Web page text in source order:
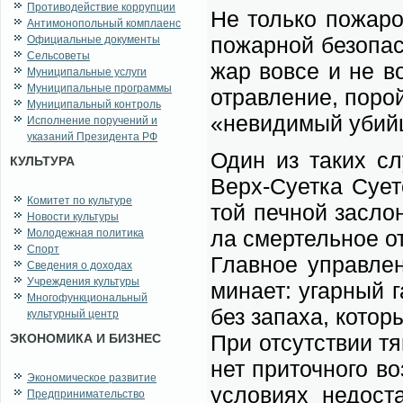
Противодействие коррупции
Антимонопольный комплаенс
Официальные документы
Сельсоветы
Муниципальные услуги
Муниципальные программы
Муниципальный контроль
Исполнение поручений и
указаний Президента РФ
КУЛЬТУРА
Комитет по культуре
Новости культуры
Молодежная политика
Спорт
Сведения о доходах
Учреждения культуры
Многофункциональный
культурный центр
ЭКОНОМИКА И БИЗНЕС
Экономическое развитие
Предпринимательство
Не толь­ко
по­жар­ной
жар во­все и не
отрав­ле­ние,
«не­ви­ди­мый
Один из та­ких
Верх-Су­ет­ка
той печ­ной
ла смер­тель­ное
Глав­ное
ми­на­ет: угар­ный
без за­па­ха,
При от­сут­ствии
нет при­точ­но­го
усло­ви­ях